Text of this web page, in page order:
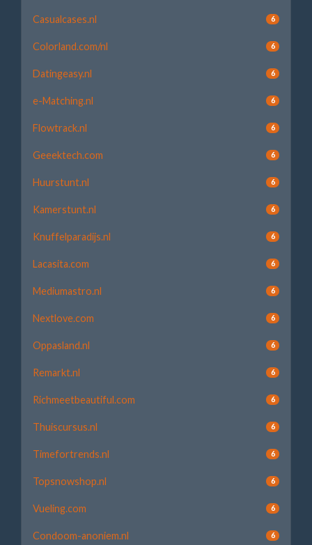
Casualcases.nl 6
Colorland.com/nl 6
Datingeasy.nl 6
e-Matching.nl 6
Flowtrack.nl 6
Geeektech.com 6
Huurstunt.nl 6
Kamerstunt.nl 6
Knuffelparadijs.nl 6
Lacasita.com 6
Mediumastro.nl 6
Nextlove.com 6
Oppasland.nl 6
Remarkt.nl 6
Richmeetbeautiful.com 6
Thuiscursus.nl 6
Timefortrends.nl 6
Topsnowshop.nl 6
Vueling.com 6
Condoom-anoniem.nl 6